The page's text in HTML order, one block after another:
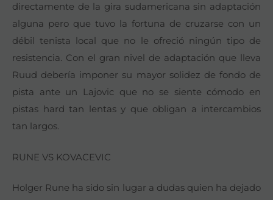
directamente de la gira sudamericana sin adaptación
alguna pero que tuvo la fortuna de cruzarse con un
débil tenista local que no le ofreció ningún tipo de
resistencia. Con el gran nivel de adaptación que lleva
Ruud debería imponer su mayor solidez de fondo de
pista ante un Lajovic que no se siente cómodo en
pistas hard tan lentas y que obligan a intercambios
tan largos.
RUNE VS KOVACEVIC
Holger Rune ha sido sin lugar a dudas quien ha dejado